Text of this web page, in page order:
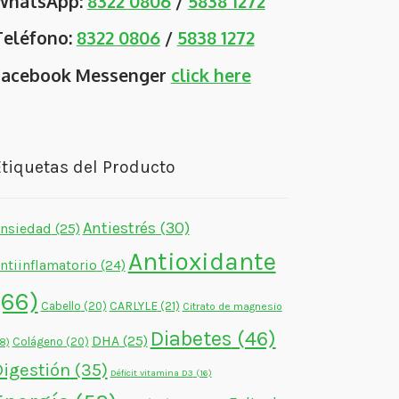
8322 0806/ 5838 1272
Messenger click here
del Producto
(25) Antiestrés (30)
(24) Antioxidante
Cabello (20) CARLYLE(21) Citrato de magnesio
Colágeno (20) DHA(25) Diabetes (46)
(35) Déficit vitamina D3 (16)